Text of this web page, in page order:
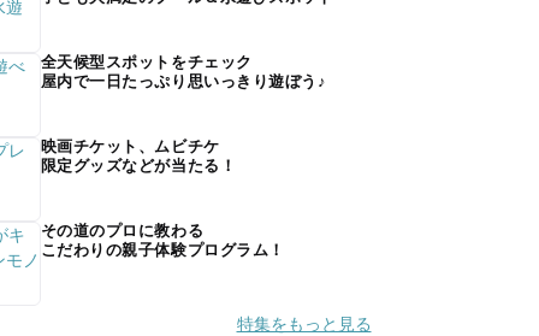
全天候型スポットをチェック
屋内で一日たっぷり思いっきり遊ぼう♪
映画チケット、ムビチケ
限定グッズなどが当たる！
その道のプロに教わる
こだわりの親子体験プログラム！
特集をもっと見る